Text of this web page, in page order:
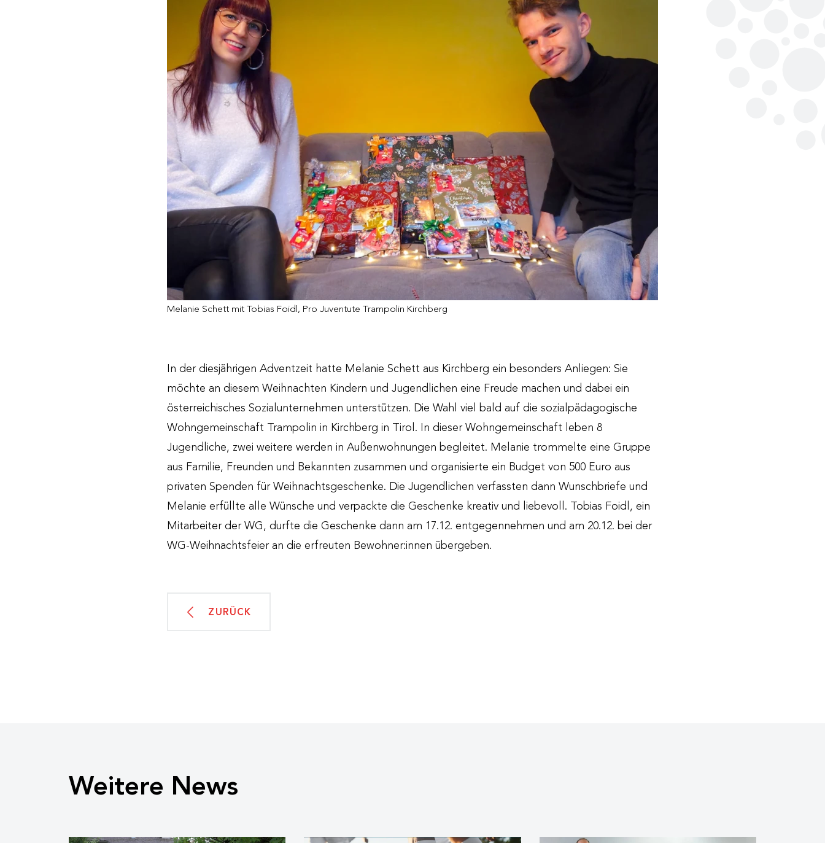
Melanie Schett mit Tobias Foidl, Pro Juventute Trampolin Kirchberg
In der diesjährigen Adventzeit hatte Melanie Schett aus Kirchberg ein besonders Anliegen: Sie
möchte an diesem Weihnachten Kindern und Jugendlichen eine Freude machen und dabei ein
österreichisches Sozialunternehmen unterstützen. Die Wahl viel bald auf die sozialpädagogische
Wohngemeinschaft Trampolin in Kirchberg in Tirol. In dieser Wohngemeinschaft leben 8
Jugendliche, zwei weitere werden in Außenwohnungen begleitet. Melanie trommelte eine Gruppe
aus Familie, Freunden und Bekannten zusammen und organisierte ein Budget von 500 Euro aus
privaten Spenden für Weihnachtsgeschenke. Die Jugendlichen verfassten dann Wunschbriefe und
Melanie erfüllte alle Wünsche und verpackte die Geschenke kreativ und liebevoll. Tobias Foidl, ein
Mitarbeiter der WG, durfte die Geschenke dann am 17.12. entgegennehmen und am 20.12. bei der
WG-Weihnachtsfeier an die erfreuten Bewohner:innen übergeben.
ZURÜCK
Weitere News